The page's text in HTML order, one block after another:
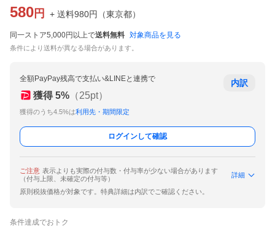
580 円 + 送料980円 （東京都）
同一ストア5,000円以上で送料無料 対象商品を見る
条件により送料が異なる場合があります。
全額PayPay残高で支払い&LINEと連携で
獲得 5% （25pt）
獲得のうち4.5%は利用先・期間限定
内訳
ログインして確認
ご注意 表示よりも実際の付与数・付与率が少ない場合があります
（付与上限、未確定の付与等）
詳細
原則税抜価格が対象です。特典詳細は内訳でご確認ください。
条件達成でおトク